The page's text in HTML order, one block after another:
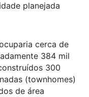
planejada
cerca de
384 mil
300
(townhomes)
de área